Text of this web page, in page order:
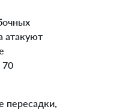
атакуют
70
пересадки,